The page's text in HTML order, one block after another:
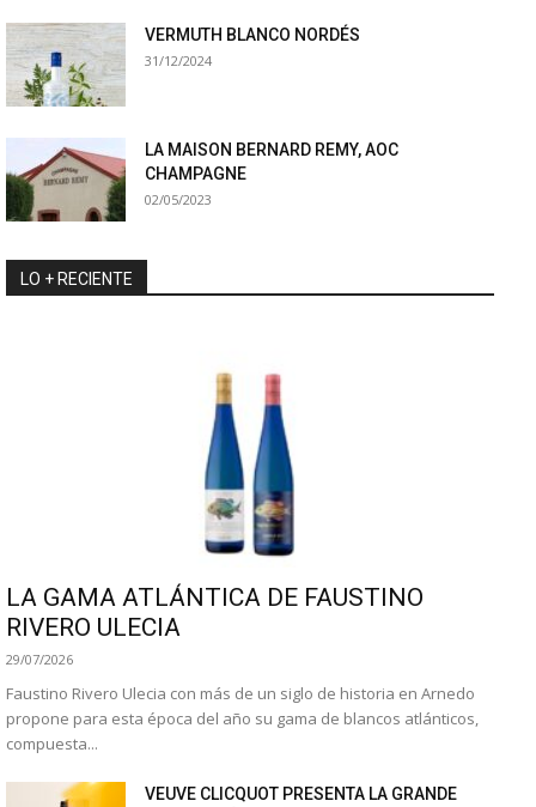
VERMUTH BLANCO NORDÉS
31/12/2024
LA MAISON BERNARD REMY, AOC
CHAMPAGNE
02/05/2023
LO + RECIENTE
LA GAMA ATLÁNTICA DE FAUSTINO
RIVERO ULECIA
29/07/2026
Faustino Rivero Ulecia con más de un siglo de historia en Arnedo
propone para esta época del año su gama de blancos atlánticos,
compuesta...
VEUVE CLICQUOT PRESENTA LA GRANDE